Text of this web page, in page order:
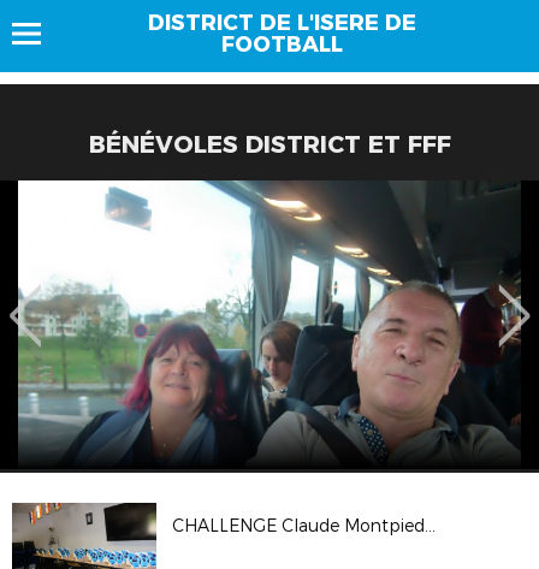
DISTRICT DE L'ISERE DE
FOOTBALL
BÉNÉVOLES DISTRICT ET FFF
CHALLENGE Claude Montpied 2024